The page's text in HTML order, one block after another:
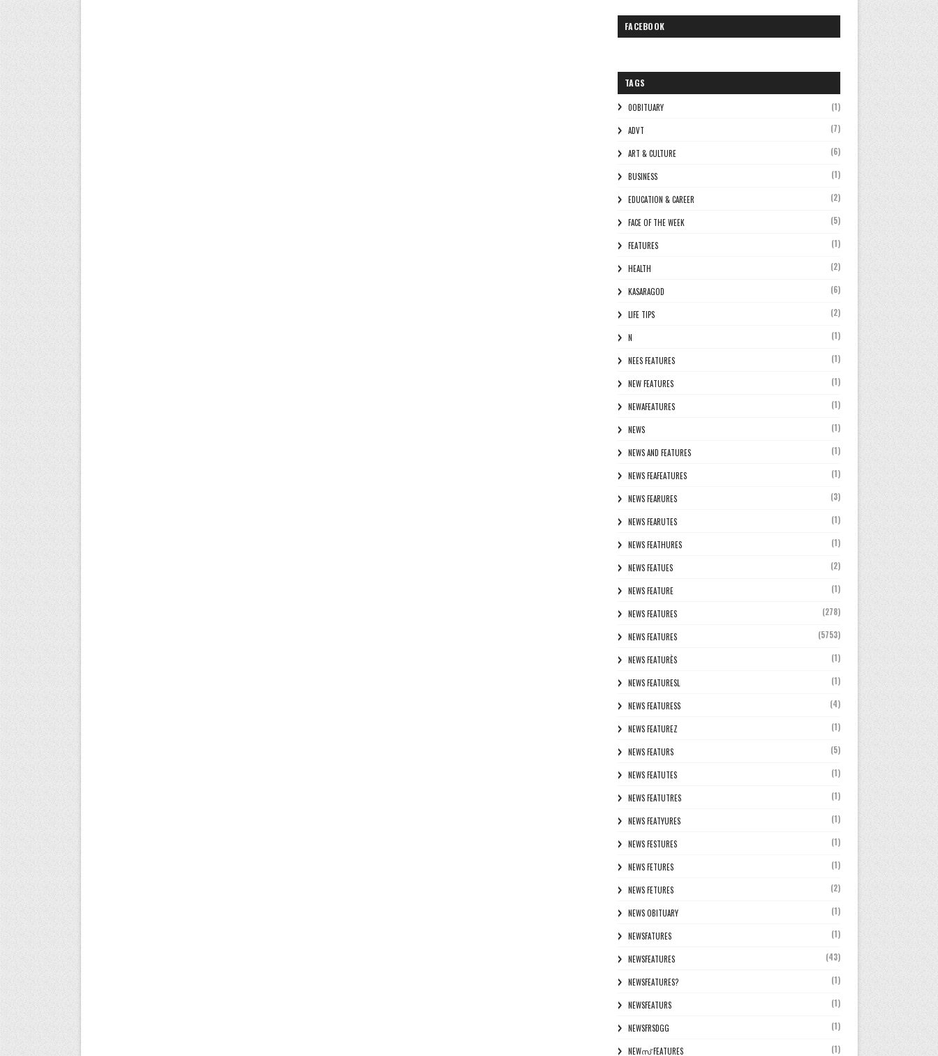
FACEBOOK
TAGS
0OBITUARY (1)
ADVT (7)
ART & CULTURE (6)
BUSINESS (1)
EDUCATION & CAREER (2)
FACE OF THE WEEK (5)
FEATURES (1)
HEALTH (2)
KASARAGOD (6)
LIFE TIPS (2)
N (1)
NEES FEATURES (1)
NEW FEATURES (1)
NEWAFEATURES (1)
NEWS (1)
NEWS AND FEATURES (1)
NEWS FEAFEATURES (1)
NEWS FEARURES (3)
NEWS FEARUTES (1)
NEWS FEATHURES (1)
NEWS FEATUES (2)
NEWS FEATURE (1)
NEWS FEATURES (278)
NEWS FEATURES (5753)
NEWS FEATURÈS (1)
NEWS FEATURESL (1)
NEWS FEATURESS (4)
NEWS FEATUREZ (1)
NEWS FEATURS (5)
NEWS FEATUTES (1)
NEWS FEATUTRES (1)
NEWS FEATYURES (1)
NEWS FESTURES (1)
NEWS FETURES (1)
NEWS FETURES (2)
NEWS OBITUARY (1)
NEWSFATURES (1)
NEWSFEATURES (43)
NEWSFEATURES? (1)
NEWSFEATURS (1)
NEWSFRSDGG (1)
NEWസ് FEATURES (1)